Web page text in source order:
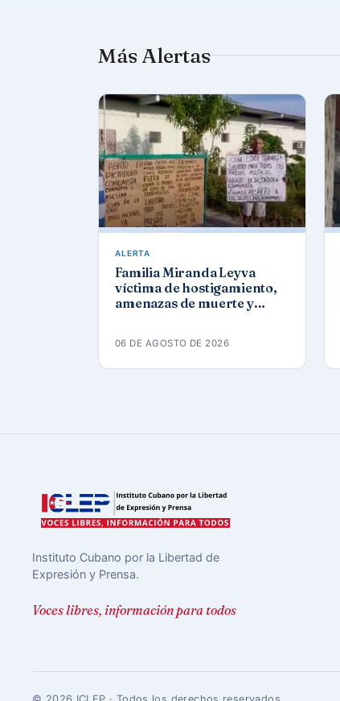
Más Alertas
ALERTA
Familia Miranda Leyva
víctima de hostigamiento,
amenazas de muerte y
06 DE AGOSTO DE 2026
Instituto Cubano por la Libertad de
Expresión y Prensa.
Voces libres, información para todos